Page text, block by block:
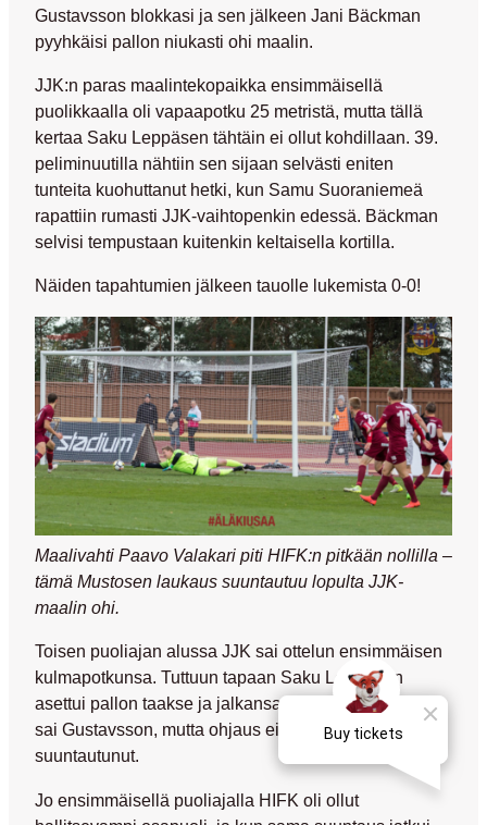
Gustavsson blokkasi ja sen jälkeen Jani Bäckman
pyyhkäisi pallon niukasti ohi maalin.
JJK:n paras maalintekopaikka ensimmäisellä
puolikkaalla oli vapaapotku 25 metristä, mutta tällä
kertaa Saku Leppäsen tähtäin ei ollut kohdillaan. 39.
peliminuutilla nähtiin sen sijaan selvästi eniten
tunteita kuohuttanut hetki, kun Samu Suoraniemeä
rapattiin rumasti JJK-vaihtopenkin edessä. Bäckman
selvisi tempustaan kuitenkin keltaisella kortilla.
Näiden tapahtumien jälkeen tauolle lukemista 0-0!
Maalivahti Paavo Valakari piti HIFK:n pitkään nollilla –
tämä Mustosen laukaus suuntautuu lopulta JJK-
maalin ohi.
Toisen puoliajan alussa JJK sai ottelun ensimmäisen
kulmapotkunsa. Tuttuun tapaan Saku Leppänen
asettui pallon taakse ja jalkansa ensimmäisenä väliin
sai Gustavsson, mutta ohjaus ei maalia kohden
suuntautunut.
Jo ensimmäisellä puoliajalla HIFK oli ollut